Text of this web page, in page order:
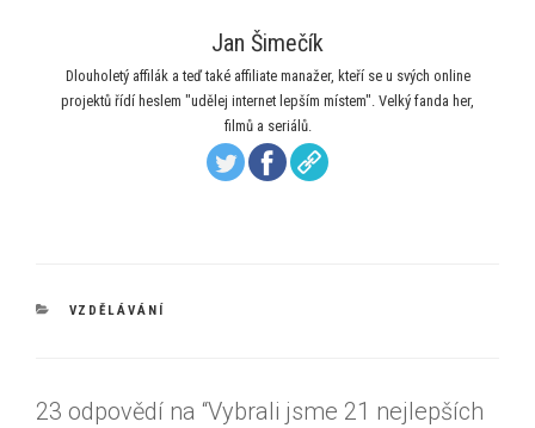
Jan Šimečík
Dlouholetý affilák a teď také affiliate manažer, kteří se u svých online
projektů řídí heslem "udělej internet lepším místem". Velký fanda her,
filmů a seriálů.
RUBRIKY
VZDĚLÁVÁNÍ
23 odpovědí na “Vybrali jsme 21 nejlepších